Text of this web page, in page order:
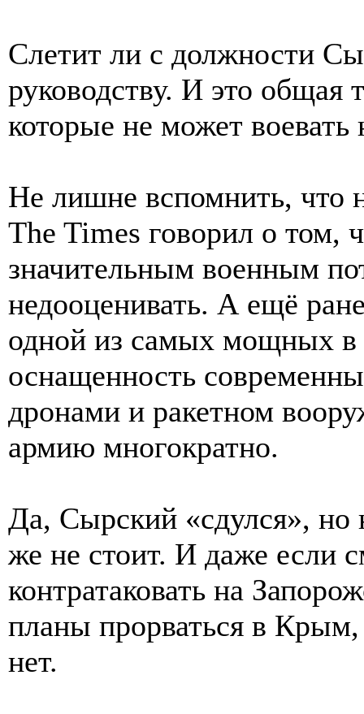
Слетит ли с должности
руководству. И это общая
которые не может
Не лишне вспомнить, что
The Times говорил о том,
значительным военным
недооценивать. А ещё
одной из самых мощных в
оснащенность
дронами и ракетном
армию многократно.
Да, Сырский «сдулся», но
же не стоит. И даже если
контратаковать на
планы прорваться в Крым,
нет.